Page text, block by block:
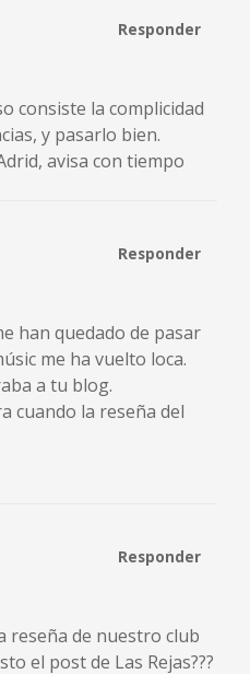
Responder
consiste la complicidad
y pasarlo bien.
avisa con tiempo
Responder
han quedado de pasar
me ha vuelto loca.
a tu blog.
cuando la reseña del
Responder
reseña de nuestro club
el post de Las Rejas???